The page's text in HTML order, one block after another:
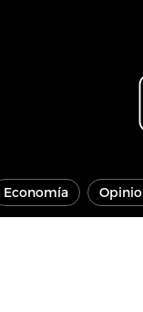
Economía